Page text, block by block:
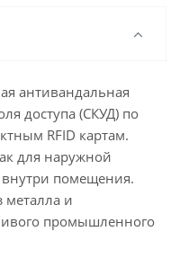
антивандальная
доступа (СКУД) по
RFID картам.
для наружной
внутри помещения.
металла и
промышленного